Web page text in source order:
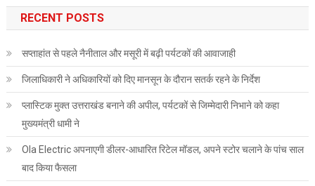
RECENT POSTS
सप्ताहांत से पहले नैनीताल और मसूरी में बढ़ी पर्यटकों की आवाजाही
जिलाधिकारी ने अधिकारियों को दिए मानसून के दौरान सतर्क रहने के निर्देश
प्लास्टिक मुक्त उत्तराखंड बनाने की अपील, पर्यटकों से जिम्मेदारी निभाने को कहा
मुख्यमंत्री धामी ने
Ola Electric अपनाएगी डीलर-आधारित रिटेल मॉडल, अपने स्टोर चलाने के पांच साल
बाद किया फैसला